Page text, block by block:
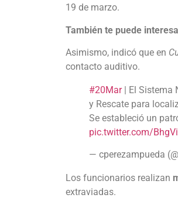
19 de marzo.
También te puede
Asimismo, indicó que en
contacto auditivo.
#20Mar| El Sistema
y Rescate para
Se estableció un
pic.twitter.com/
— cperezampueda
Los funcionarios realizan
extraviadas.